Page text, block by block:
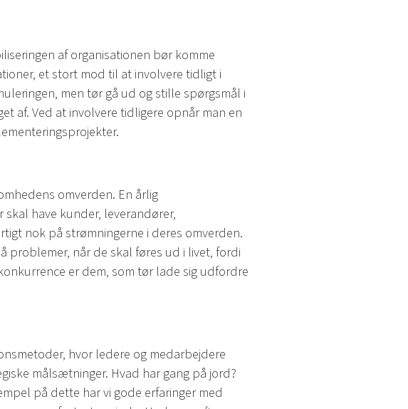
af organisationen bør komme
et stort mod til at involvere tidligt i
men tør gå ud og stille spørgsmål i
af. Ved at involvere tidligere opnår man en
omverden. En årlig
have kunder, leverandører,
nok på strømningerne i deres omverden.
problemer, når de skal føres ud i livet, fordi
er dem, som tør lade sig udfordre
hvor ledere og medarbejdere
målsætninger. Hvad har gang på jord?
på dette har vi gode erfaringer med